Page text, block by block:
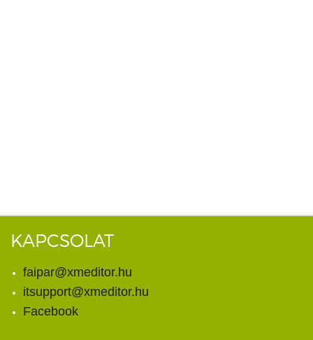
KAPCSOLAT
faipar@xmeditor.hu
itsupport@xmeditor.hu
Facebook